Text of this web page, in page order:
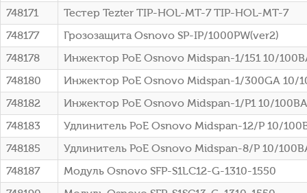
748171
Тестер Tezter TIP-HOL-MT-7 TIP-HOL-MT-7
748177
Грозозащита Osnovo SP-IP/1000PW(ver2)
748178
Инжектор PoE Osnovo Midspan-1/151 10/
748180
Инжектор PoE Osnovo Midspan-1/300GA 10/
748182
Инжектор PoE Osnovo Midspan-1/P1 10/
748183
Удлинитель PoE Osnovo Midspan-12/P 10/
748185
Удлинитель PoE Osnovo Midspan-8/P 10/
748187
Модуль Osnovo SFP-S1LC12-G-1310-1550